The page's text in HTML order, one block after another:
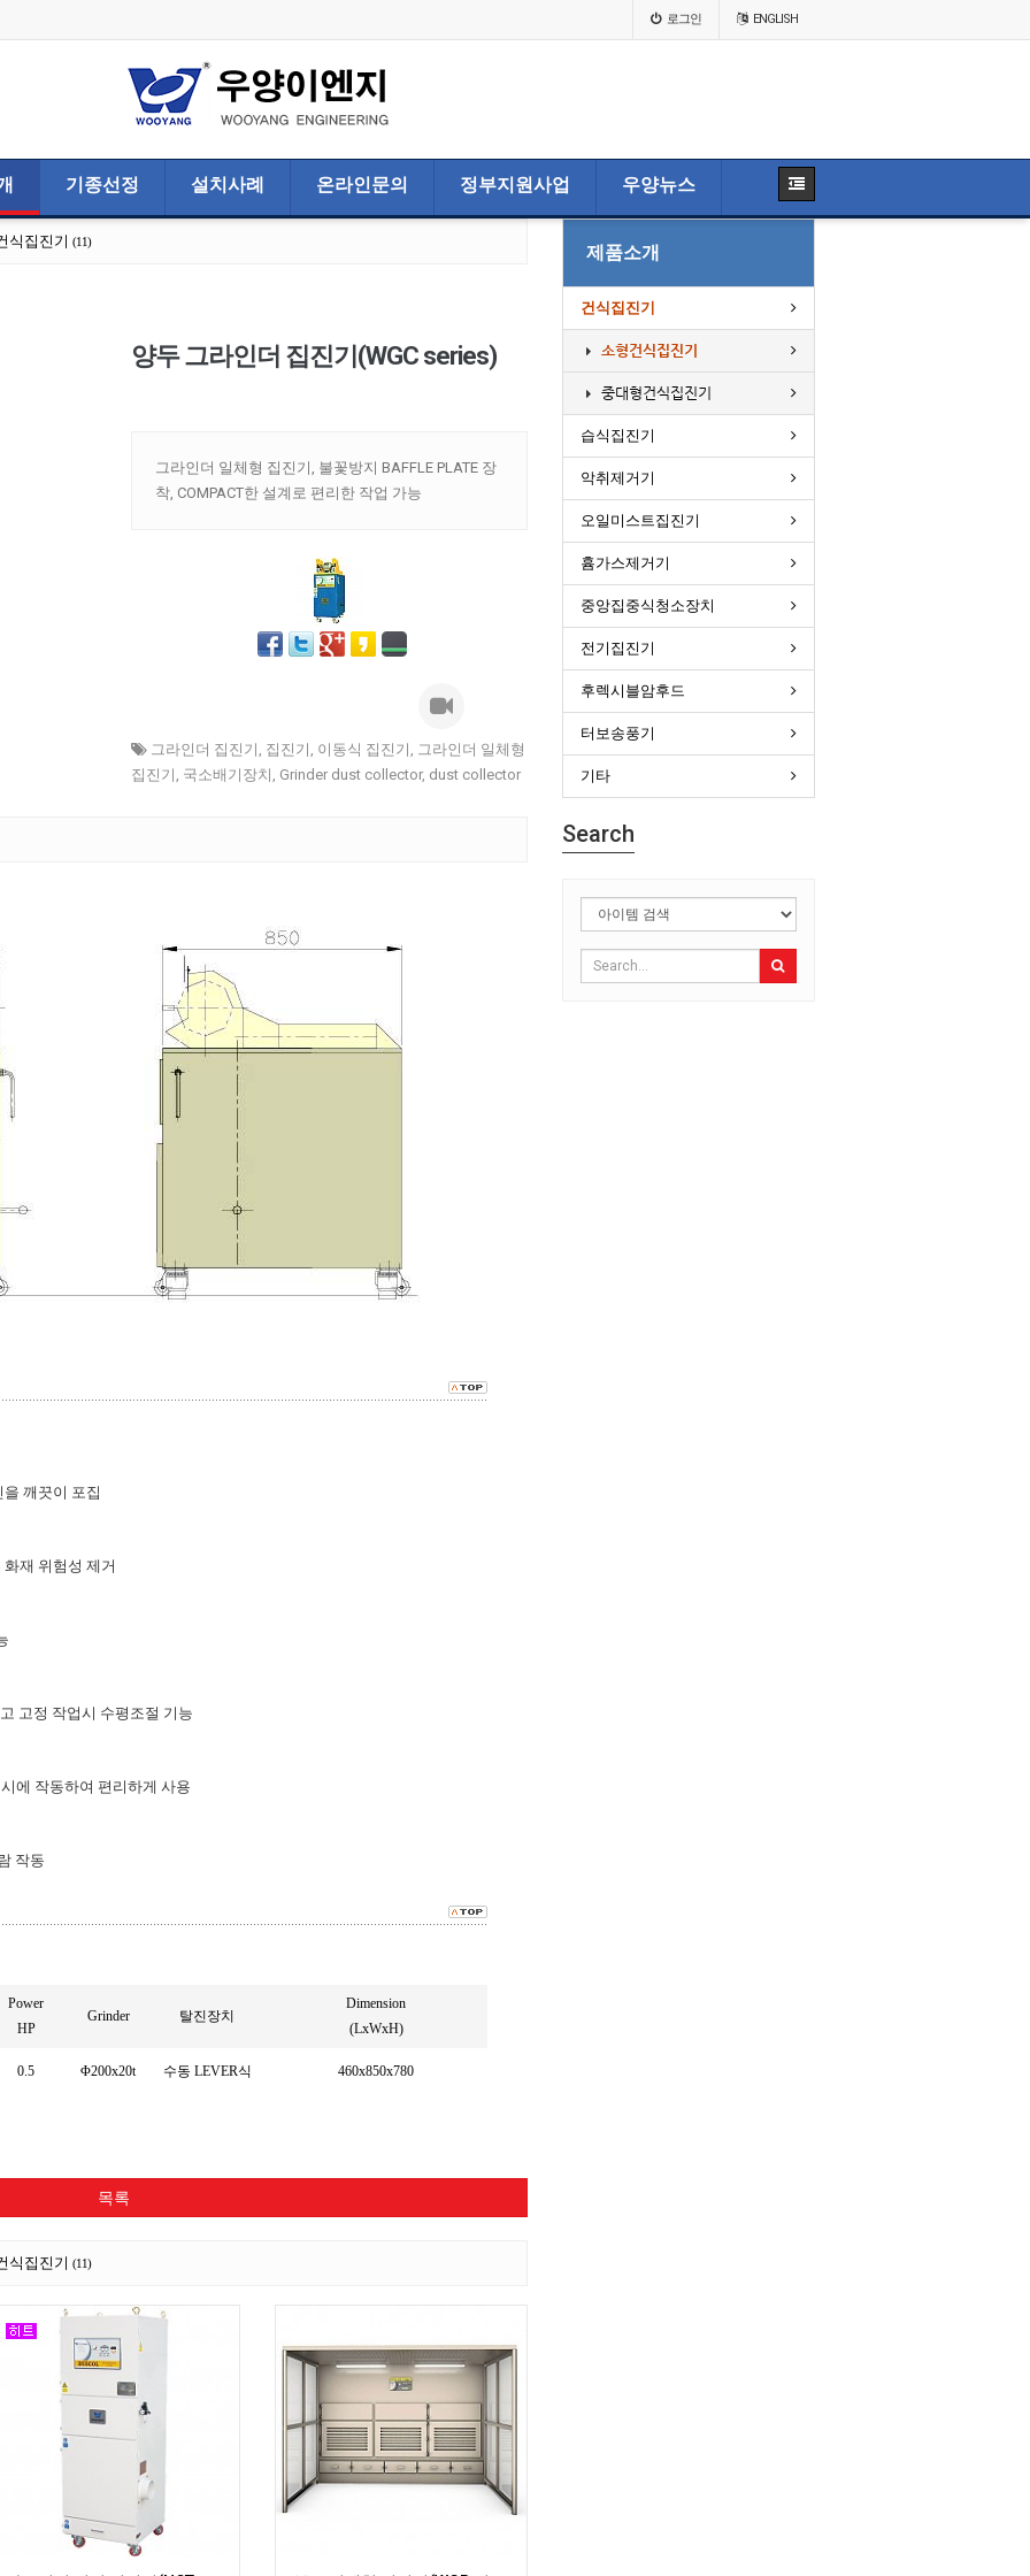
로그인 ENGLISH
기종선정 설치사례 온라인문의 정부지원사업 우양뉴스
식집진기 (11)
양두 그라인더 집진기(WGC series)
그라인더 일체형 집진기, 불꽃방지 BAFFLE PLATE 장
착, COMPACT한 설계로 편리한 작업 가능
그라인더 집진기 , 집진기 , 이동식 집진기 , 그라인더 일체형
집진기 , 국소배기장치 , Grinder dust collector, dust collector
깨끗이 포집
재 위험성 제거
고정 작업시 수평조절 기능
에 작동하여 편리하게 사용
작동
Power
HP
Grinder 탈진장치
Dimension
(LxWxH)
0.5 Φ200x20t 수동 LEVER식 460x850x780
목록
식집진기 (11)
제품소개
건식집진기
소형건식집진기
중대형건식집진기
습식집진기
악취제거기
오일미스트집진기
흄가스제거기
중앙집중식청소장치
전기집진기
후렉시블암후드
터보송풍기
기타
Search